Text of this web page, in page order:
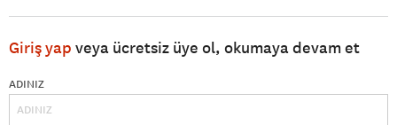
Giriş yap veya ücretsiz üye ol, okumaya devam et
ADINIZ